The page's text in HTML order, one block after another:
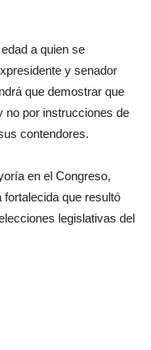
a quien se
y senador
que demostrar que
no por instrucciones de
contendores.
en el Congreso,
fortalecida que resultó
legislativas del